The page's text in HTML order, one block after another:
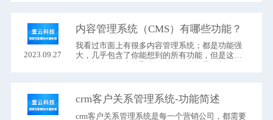
2023.09.27
内容管理系统（CMS）有哪些功能？
我看过市面上有很多内容管理系统；都是功能强
大，几乎包含了你能想到的所有功能，但是这么
crm客户关系管理系统-功能简述
crm客户关系管理系统是每一个营销公司，都需要